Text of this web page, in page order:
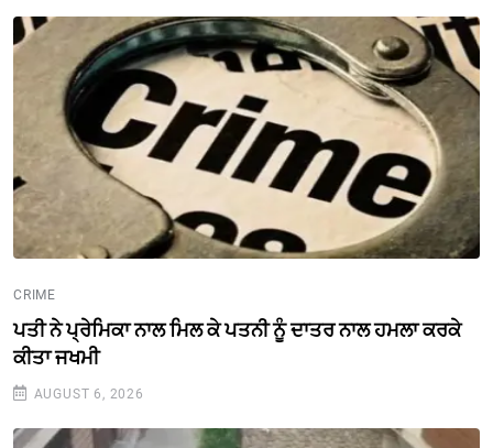
CRIME
ਪਤੀ ਨੇ ਪ੍ਰੇਮਿਕਾ ਨਾਲ ਮਿਲ ਕੇ ਪਤਨੀ ਨੂੰ ਦਾਤਰ ਨਾਲ ਹਮਲਾ ਕਰਕੇ
ਕੀਤਾ ਜਖਮੀ
AUGUST 6, 2026